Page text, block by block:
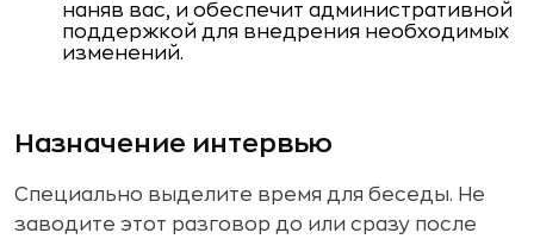
наняв вас, и обеспечит административной
поддержкой для внедрения необходимых
изменений.
Назначение интервью
Специально выделите время для беседы. Не
заводите этот разговор до или сразу после